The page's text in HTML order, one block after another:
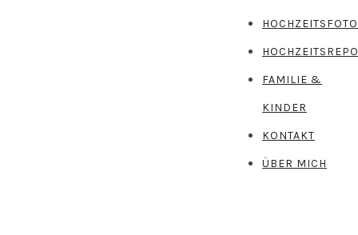
FAMILIE &
KINDER
KONTAKT
ÜBER MICH